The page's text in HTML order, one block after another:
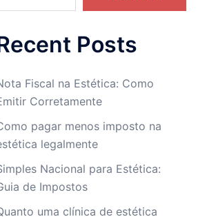
Posts
Fiscal na Estética: Como
Corretamente
pagar menos imposto na
legalmente
Nacional para Estética:
de Impostos
uma clínica de estética